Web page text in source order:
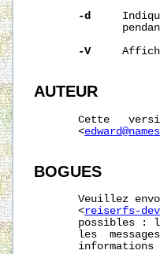
-d
-V
AUTEUR
Cette
       <
BOGUES
Veuillez
       <
reiserfs-
possibles :
les
informations